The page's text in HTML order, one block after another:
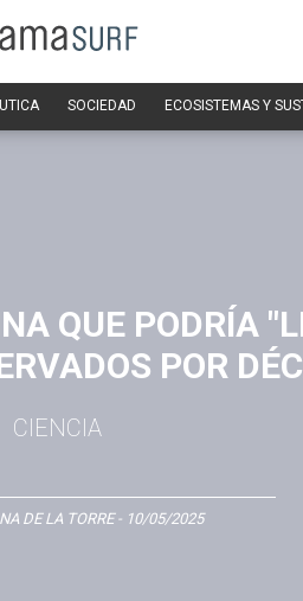
SOCIEDAD ECOSISTEMAS Y
QUE PODRÍA
POR
CIENCIA
DE LA TORRE- 10/05/2025